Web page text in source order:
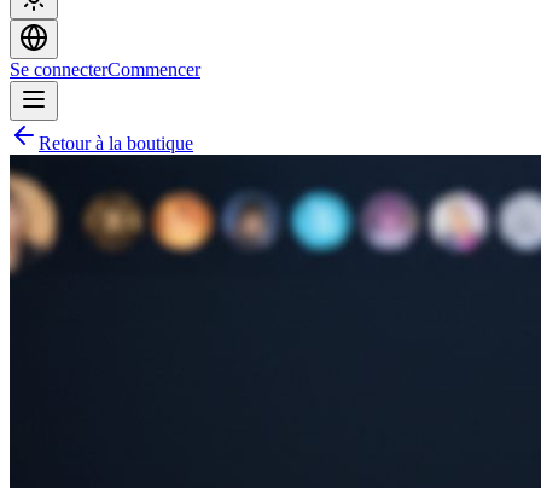
Se connecterCommencer
Retour à la boutique